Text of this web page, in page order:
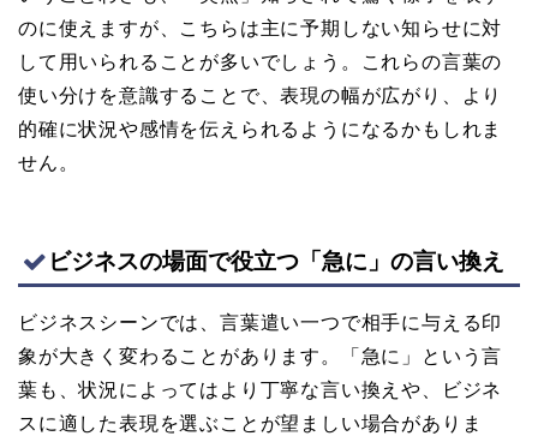
のに使えますが、こちらは主に予期しない知らせに対
して用いられることが多いでしょう。これらの言葉の
使い分けを意識することで、表現の幅が広がり、より
的確に状況や感情を伝えられるようになるかもしれま
せん。
ビジネスの場面で役立つ「急に」の言い換え
ビジネスシーンでは、言葉遣い一つで相手に与える印
象が大きく変わることがあります。「急に」という言
葉も、状況によってはより丁寧な言い換えや、ビジネ
スに適した表現を選ぶことが望ましい場合がありま